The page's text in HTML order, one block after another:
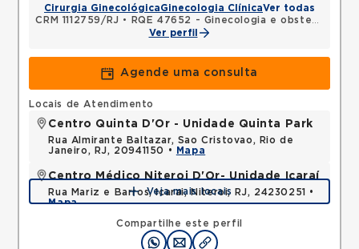
Cirurgia GinecológicaGinecologia ClínicaVer todas
CRM 1112759/RJ •
RQE 47652 - Ginecologia e obstetrícia
Ver perfil
Agende uma consulta
Compartilhe este perfil
Locais de Atendimento
Centro Quinta D'Or - Unidade Quinta Park
Rua Almirante Baltazar, Sao Cristovao, Rio de
Janeiro, RJ, 20941150 •
Mapa
Centro Médico Niteroi D'Or- Unidade Icaraí
Rua Mariz e Barros, Icarai, Niteroi, RJ, 24230251 •
Mapa
Veja mais locais